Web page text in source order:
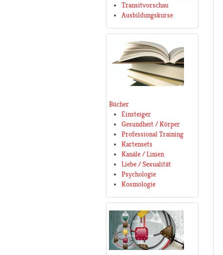
Transitvorschau
Ausbildungskurse
Bücher
Einsteiger
Gesundheit / Körper
Professional Training
Kartensets
Kanäle / Linien
Liebe / Sexualität
Psychologie
Kosmologie